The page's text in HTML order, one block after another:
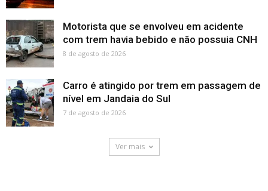
Motorista que se envolveu em acidente
com trem havia bebido e não possuia CNH
8 de agosto de 2026
Carro é atingido por trem em passagem de
nível em Jandaia do Sul
7 de agosto de 2026
Ver mais